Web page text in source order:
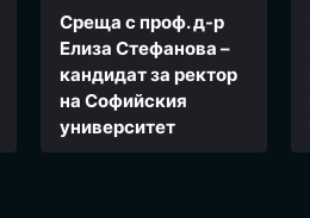
Среща с проф. д-р
Елиза Стефанова –
кандидат за ректор
на Софийския
университет